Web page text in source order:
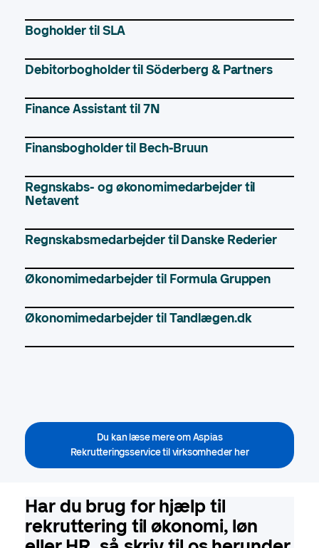
Bogholder til SLA
Debitorbogholder til Söderberg & Partners
Finance Assistant til 7N
Finansbogholder til Bech-Bruun
Regnskabs- og økonomimedarbejder til
Netavent
Regnskabsmedarbejder til Danske Rederier
Økonomimedarbejder til Formula Gruppen
Økonomimedarbejder til Tandlægen.dk
Du kan læse mere om Aspias
Rekrutteringsservice til virksomheder her
Har du brug for hjælp til
rekruttering til økonomi, løn